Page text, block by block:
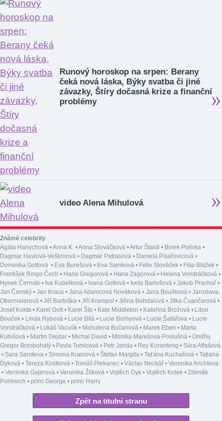
Runový horoskop na srpen: Berany
čeká nová láska, Býky svatba či jiné
závazky, Štíry dočasná krize a finanční
problémy
video Alena Mihulová
Známé celebrity
Agáta Hanychová •Anna K. •Anna Slováčková •Artur Štaidl • Bolek Polívka •
Dagmar Havlová-Veškrnová • Dagmar Patrasová • Daniela Písařovicová •
Dominika Gottová • Eva Burešová • Eva Samková • Felix Slováček • Filip Blažek •
František Ringo Čech • Hana Gregorová • Hana Zagorová • Helena Vondráčková •
Hynek Čermák • Iva Kubelková • Ivana Gottová • Iveta Bartošová • Jakub Prachař •
Jan Čenský • Jan Kraus • Jana Adamcová Nováková • Jana Boušková • Jaroslava
Obermaierová • Jiří Bartoška • Jiří Krampol • Jiřina Bohdalová • Jitka Čvančarová •
Josef Kokta • Karel Gott• Karel Šíp • Kate Middleton • Kateřina Brožová • Libor
Bouček • Linda Rybová • Lucie Bílá • Lucie Borhyová • Lucie Šafářová • Lucie
Vondráčková • Lukáš Vaculík • Mahulena Bočanová • Marek Eben • Marta
Kubišová • Martin Dejdar • Michal David • Monika Marešová-Poslušná • Ondřej
Gregor Brzobohatý • Pavla Tomicová • Petr Janda • Rey Koranteng • Sára Affašová
• Sara Sandeva • Simona Krainová • Štefan Margita • Taťána Kuchařová • Tatiana
Dyková • Tereza Kostková • Tomáš Plekanec • Václav Neckář • Veronika Arichteva
• Veronika Gajerová • Veronika Žilková • Vojtěch Dyk • Vojtěch Kotek • Zdeněk
Pohlreich • princ George • princ Harry
Zpět na titulní stranu